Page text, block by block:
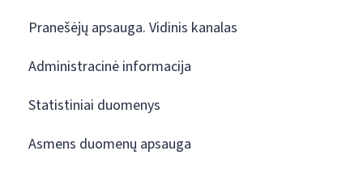
Pranešėjų apsauga. Vidinis kanalas
Administracinė informacija
Statistiniai duomenys
Asmens duomenų apsauga